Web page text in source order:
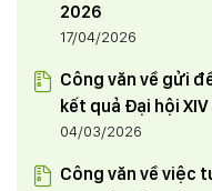
2026
17/04/2026
Công văn về gửi
kết quả Đại hội
04/03/2026
Công văn về việc